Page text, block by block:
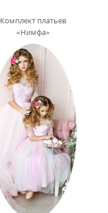
Комплект платьев
«Нимфа»